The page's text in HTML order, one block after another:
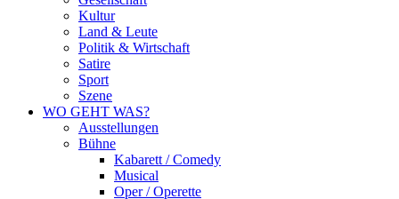
Kultur
Land & Leute
Politik & Wirtschaft
Satire
Sport
Szene
WO GEHT WAS?
Ausstellungen
Bühne
Kabarett / Comedy
Musical
Oper / Operette